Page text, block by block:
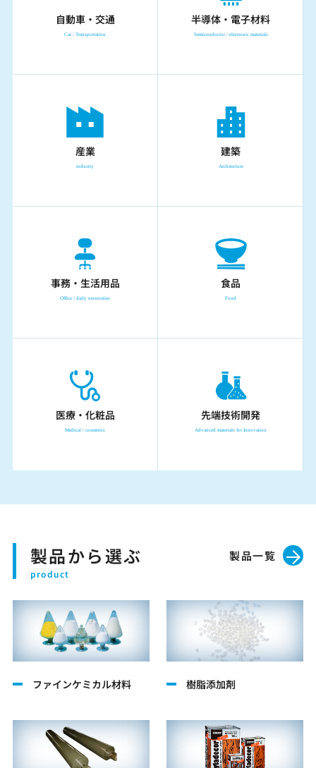
自動車・交通
Car / Transportation
半導体・電子材料
Semiconductor / electronic materials
産業
industry
建築
Architecture
事務・生活用品
Office / daily necessities
食品
Food
医療・化粧品
Medical / cosmetics
先端技術開発
Advanced materials for Innovation
製品から選ぶ 製品一覧
ファインケミカル材料 樹脂添加剤